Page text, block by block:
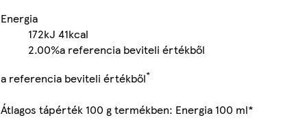
Energia
172kJ 41kcal
2.00%a referencia beviteli értékből
a referencia beviteli értékből*
Átlagos tápérték 100 g termékben: Energia 100 ml*